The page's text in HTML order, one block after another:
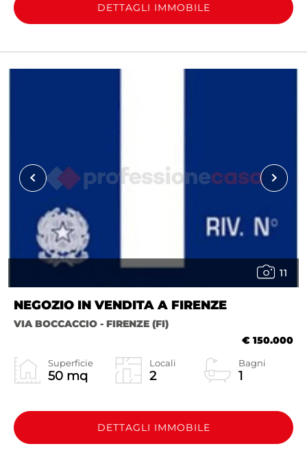
DETTAGLI IMMOBILE
11
NEGOZIO IN VENDITA A FIRENZE
VIA BOCCACCIO - FIRENZE (FI)
€ 150.000
Superficie
50 mq
Locali
2
Bagni
1
DETTAGLI IMMOBILE